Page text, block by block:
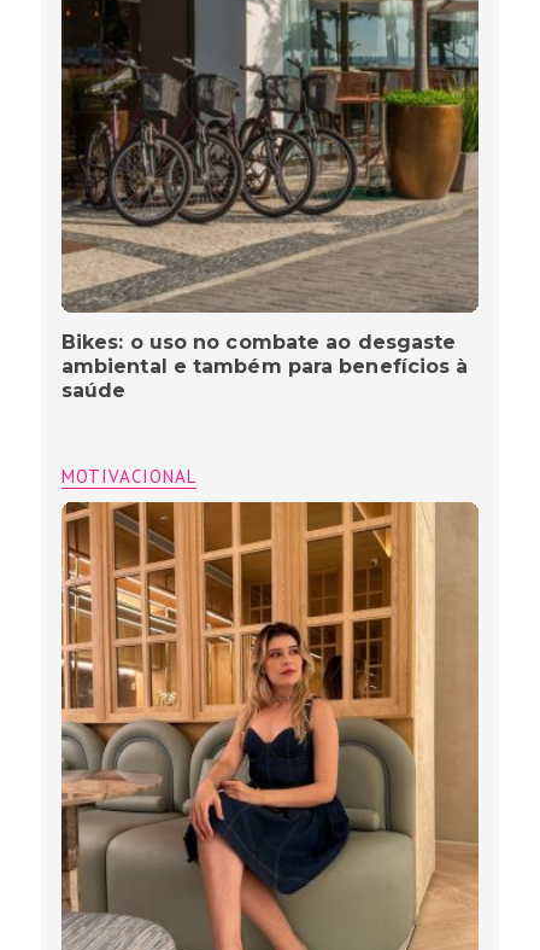
Bikes: o uso no combate ao desgaste
ambiental e também para benefícios à
saúde
MOTIVACIONAL